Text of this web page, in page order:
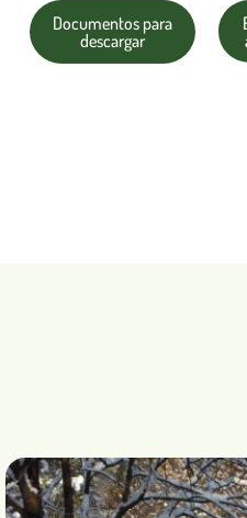
Documentos para
descargar